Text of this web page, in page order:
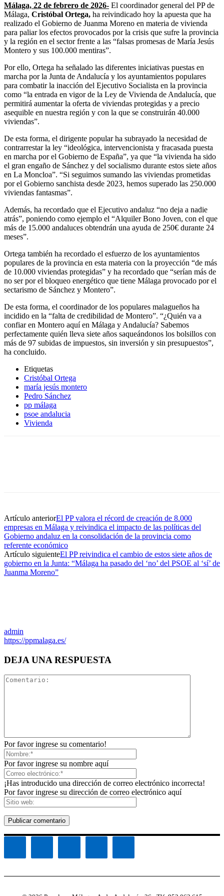
Málaga, 22 de febrero de 2026- El coordinador general del PP de
Málaga, Cristóbal Ortega, ha reivindicado hoy la apuesta que ha
realizado el Gobierno de Juanma Moreno en materia de vivienda
para paliar los efectos provocados por la crisis que sufre la provincia
y la región en el sector frente a las “falsas promesas de María Jesús
Montero y sus 100.000 mentiras”.
Por ello, Ortega ha señalado las diferentes iniciativas puestas en
marcha por la Junta de Andalucía y los ayuntamientos populares
para combatir la inacción del Ejecutivo Socialista en la provincia
como “la entrada en vigor de la Ley de Vivienda de Andalucía, que
permitirá aumentar la oferta de viviendas protegidas y a precio
asequible en nuestra región y con la que se construirán 40.000
viviendas”.
De esta forma, el dirigente popular ha subrayado la necesidad de
contrarrestar la ley “ideológica, intervencionista y fracasada puesta
en marcha por el Gobierno de España”, ya que “la vivienda ha sido
el gran engaño de Sánchez y del socialismo durante estos siete años
en La Moncloa”. “Si seguimos sumando las viviendas prometidas
por el Gobierno sanchista desde 2023, hemos superado las 250.000
viviendas fantasmas”.
Además, ha recordado que el Ejecutivo andaluz “no deja a nadie
atrás”, poniendo como ejemplo el “Alquiler Bono Joven, con el que
más de 15.000 andaluces obtendrán una ayuda de 250€ durante 24
meses”.
Ortega también ha recordado el esfuerzo de los ayuntamientos
populares de la provincia en esta materia con la proyección “de más
de 10.000 viviendas protegidas” y ha recordado que “serían más de
no ser por el bloqueo energético que tiene Málaga provocado por el
sectarismo de Sánchez y Montero”.
De esta forma, el coordinador de los populares malagueños ha
incidido en la “falta de credibilidad de Montero”. “¿Quién va a
confiar en Montero aquí en Málaga y Andalucía? Sabemos
perfectamente quién lleva siete años saqueándonos los bolsillos con
más de 97 subidas de impuestos, sin inversión y sin presupuestos”,
ha concluido.
Etiquetas
Cristóbal Ortega
maría jesús montero
Pedro Sánchez
pp málaga
psoe andalucia
Vivienda
Artículo anteriorEl PP valora el récord de creación de 8.000
empresas en Málaga y reivindica el impacto de las políticas del
Gobierno andaluz en la consolidación de la provincia como
referente económico
Artículo siguienteEl PP reivindica el cambio de estos siete años de
gobierno en la Junta: “Málaga ha pasado del ‘no’ del PSOE al ‘sí’ de
Juanma Moreno”
admin
https://ppmalaga.es/
DEJA UNA RESPUESTA
Por favor ingrese su comentario!
Por favor ingrese su nombre aquí
¡Has introducido una dirección de correo electrónico incorrecta!
Por favor ingrese su dirección de correo electrónico aquí